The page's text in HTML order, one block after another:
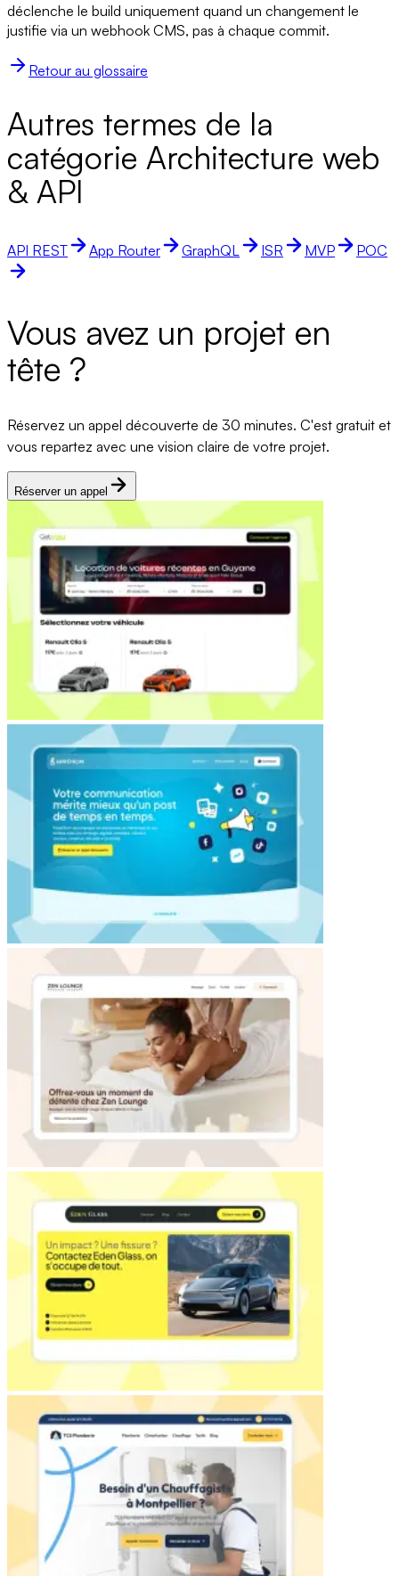
déclenche le build uniquement quand un changement le
justifie via un webhook CMS, pas à chaque commit.
Retour au glossaire
Autres termes de la
catégorie Architecture web
& API
API REST App Router GraphQL ISR MVP POC
Vous avez un projet en
tête ?
Réservez un appel découverte de 30 minutes. C'est gratuit et
vous repartez avec une vision claire de votre projet.
Réserver un appel